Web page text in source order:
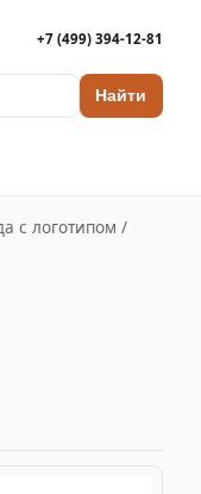
Найти
+7 (499) 394-12-81
с логотипом /